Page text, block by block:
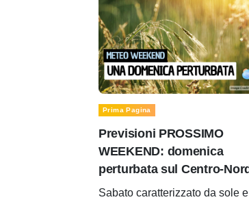
Prima Pagina
Previsioni PROSSIMO
WEEKEND: domenica
perturbata sul Centro-
Sabato caratterizzato da sole e